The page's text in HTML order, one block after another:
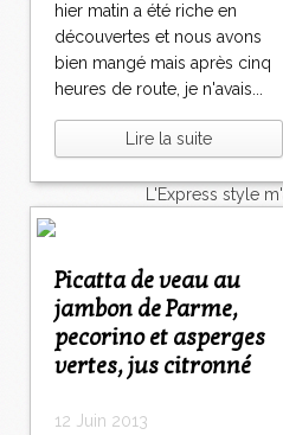
hier matin a été riche en
découvertes et nous avons
bien mangé mais après cinq
heures de route, je n'avais...
Lire la suite
Picatta de veau au
jambon de Parme,
pecorino et asperges
vertes, jus citronné
12 Juin 2013
Pâtes
Tomates
Balade
L'Express style
articles récents